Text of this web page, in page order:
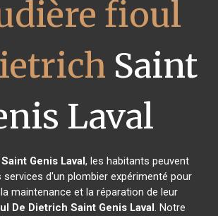
fioul
Saint
Laval
Saint Genis Laval, les habitants peuvent
d'un plombier expérimenté pour
maintenance et la réparation de leur
De Dietrich Saint Genis Laval. Notre